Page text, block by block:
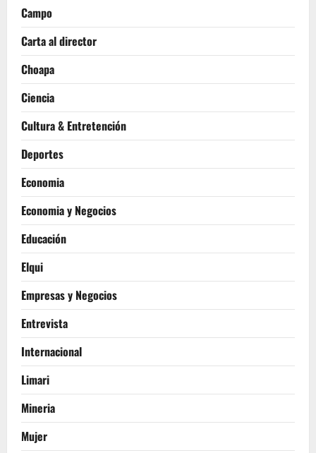
Campo
Carta al director
Choapa
Ciencia
Cultura & Entretención
Deportes
Economia
Economia y Negocios
Educación
Elqui
Empresas y Negocios
Entrevista
Internacional
Limari
Mineria
Mujer